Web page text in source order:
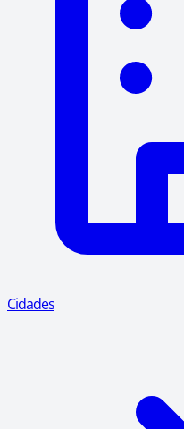
Cidades